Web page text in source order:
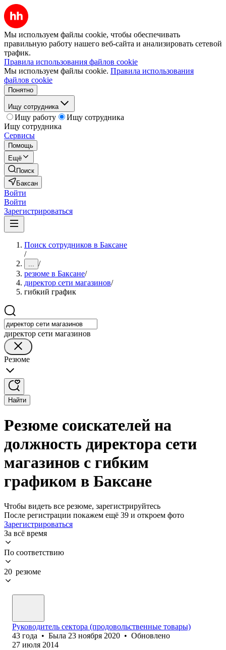
Мы используем файлы cookie, чтобы обеспечивать
правильную работу нашего веб-сайта и анализировать сетевой
трафик.
Правила использования файлов cookie
Мы используем файлы cookie. Правила использования
файлов cookie
Понятно
Ищу сотрудника
Ищу работу
Ищу сотрудника
Ищу сотрудника
Сервисы
Помощь
Ещё
Поиск
Баксан
Войти
Войти
Зарегистрироваться
Поиск сотрудников в Баксане
/
... /
резюме в Баксане/
директор сети магазинов/
гибкий график
директор сети магазинов
Резюме
Найти
Резюме соискателей на
должность директора сети
магазинов с гибким
графиком в Баксане
Чтобы видеть все резюме, зарегистрируйтесь
После регистрации покажем ещё 39 и откроем фото
Зарегистрироваться
За всё время
По соответствию
20 резюме
Руководитель сектора (продовольственные товары)
43 года • Была 23 ноября 2020 • Обновлено
27 июля 2014